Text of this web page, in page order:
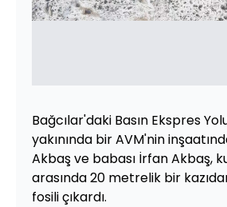
Bağcılar'daki Basın Ekspres
yakınında bir AVM'nin
Akbaş ve babası İrfan Akbaş,
arasında 20 metrelik bir
fosili çıkardı.